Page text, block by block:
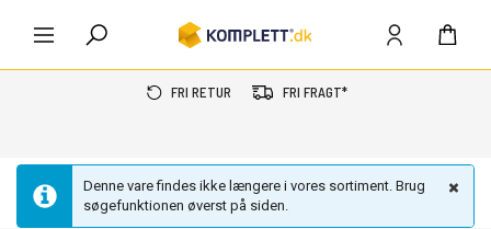
FRI RETUR FRI FRAGT*
Denne vare findes ikke længere i vores sortiment. Brug
søgefunktionen øverst på siden.